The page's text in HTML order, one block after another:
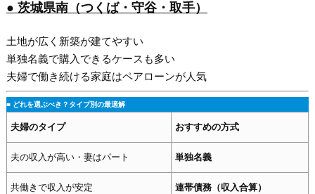
● 茨城県南（つくば・守谷・取手）
土地が広く新築が建てやすい
単独名義で購入できるケースも多い
夫婦で働き続ける家庭はペアローンが人気
■ どれを選ぶべき？タイプ別の最適解
夫婦のタイプ おすすめの方式
夫の収入が高い・妻はパート 単独名義
共働きで収入が安定 連帯債務（収入合算）